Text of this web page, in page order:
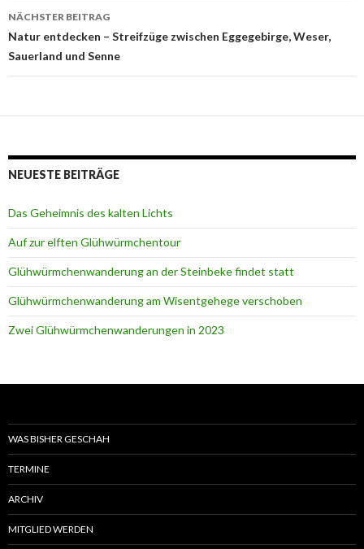
NÄCHSTER BEITRAG
Natur entdecken – Streifzüge zwischen Eggegebirge, Weser,
Sauerland und Senne
NEUESTE BEITRÄGE
Das Geheimnis des kalten Lichts
Auf zur elften Glühwürmchentour
Glühwürmchenwanderung an der Steinbeke findet statt
Glühwürmchenwanderung am Wisentgehege verschoben
Zwei Glühwürmchenwanderungen in 2023
WAS BISHER GESCHAH
TERMINE
ARCHIV
MITGLIED WERDEN